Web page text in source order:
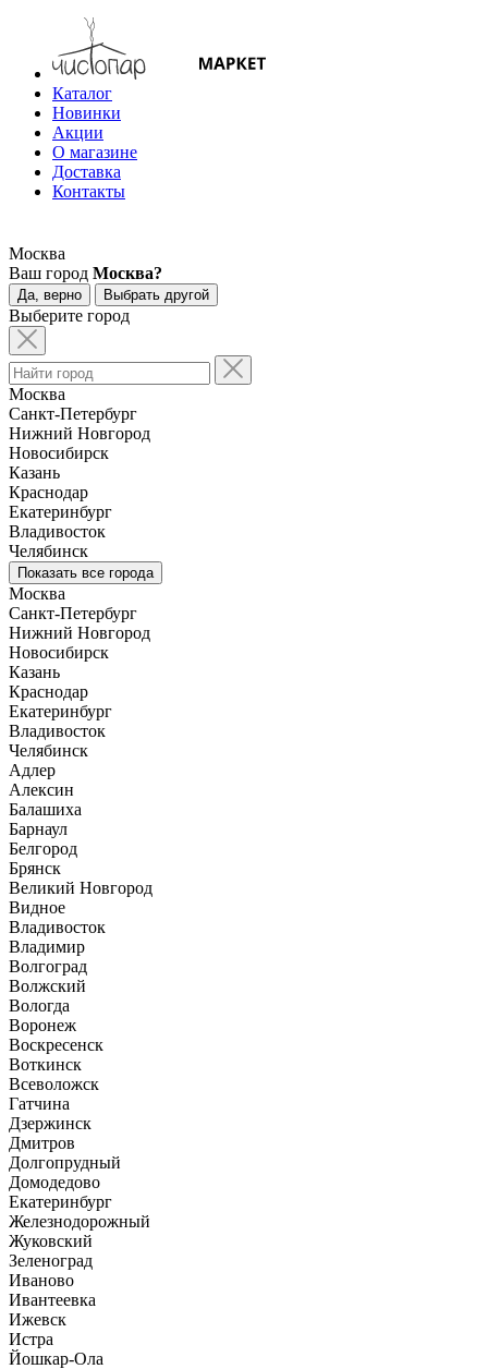
Каталог
Новинки
Акции
О магазине
Доставка
Контакты
Москва
Ваш город Москва?
Да, верно Выбрать другой
Выберите город
Москва
Санкт-Петербург
Нижний Новгород
Новосибирск
Казань
Краснодар
Екатеринбург
Владивосток
Челябинск
Показать все города
Москва
Санкт-Петербург
Нижний Новгород
Новосибирск
Казань
Краснодар
Екатеринбург
Владивосток
Челябинск
Адлер
Алексин
Балашиха
Барнаул
Белгород
Брянск
Великий Новгород
Видное
Владивосток
Владимир
Волгоград
Волжский
Вологда
Воронеж
Воскресенск
Воткинск
Всеволожск
Гатчина
Дзержинск
Дмитров
Долгопрудный
Домодедово
Екатеринбург
Железнодорожный
Жуковский
Зеленоград
Иваново
Ивантеевка
Ижевск
Истра
Йошкар-Ола